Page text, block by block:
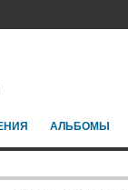
АЛЬБОМЫ